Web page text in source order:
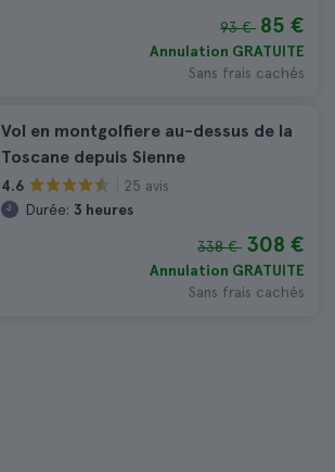
93 € 85 €
Annulation GRATUITE
Sans frais cachés
Vol en montgolfiere au-dessus de la
Toscane depuis Sienne
4.6
25 avis
Durée: 3 heures
338 € 308 €
Annulation GRATUITE
Sans frais cachés